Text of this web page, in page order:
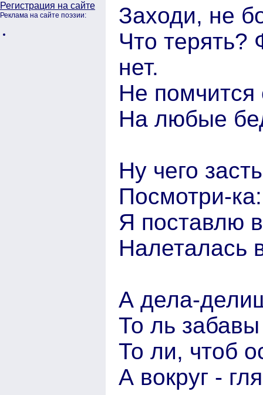
Регистрация на сайте
Реклама на сайте поэзии:
Заходи, не
Что терять?
нет.
Не помчится
На любые
Ну чего
Посмотри-
Я поставлю
Налеталась
А дела-
То ль
То ли, чтоб
А вокруг -